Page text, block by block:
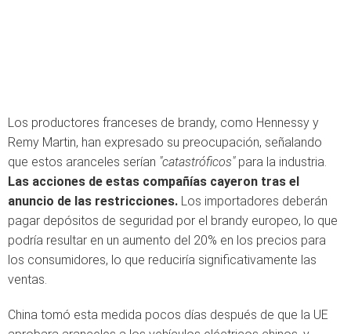
Los productores franceses de brandy, como Hennessy y
Remy Martin, han expresado su preocupación, señalando
que estos aranceles serían "catastróficos" para la industria.
Las acciones de estas compañías cayeron tras el
anuncio de las restricciones. Los importadores deberán
pagar depósitos de seguridad por el brandy europeo, lo que
podría resultar en un aumento del 20% en los precios para
los consumidores, lo que reduciría significativamente las
ventas.
China tomó esta medida pocos días después de que la UE